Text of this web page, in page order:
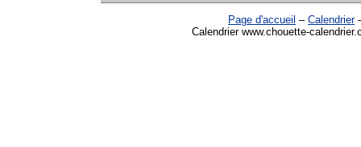
Page d'accueil – Calendrier
Calendrier www.chouette-